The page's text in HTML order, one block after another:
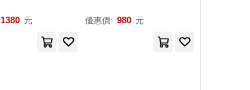
1380 元 優惠價: 980 元